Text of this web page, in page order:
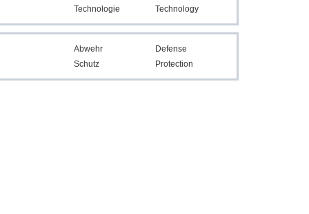
Technologie
Technology
Abwehr
Schutz
Defense
Protection